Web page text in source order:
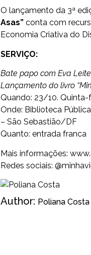
O lançamento da 3ª
Asas” conta com
Economia Criativa do
SERVIÇO:
Bate papo com Eva
Lançamento do livro
Quando: 23/10. Quinta-
Onde: Biblioteca
– São Sebastião/DF
Quanto: entrada franca
Mais informações:
Redes sociais:
Author: Poliana Costa